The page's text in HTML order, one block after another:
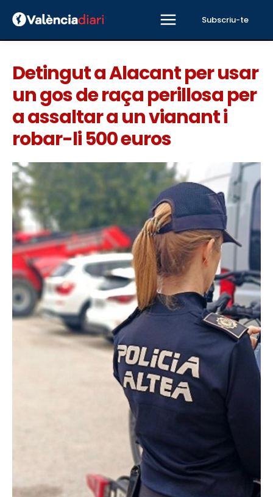
Subscriu-te
Detingut a Alacant per usar
un gos de raça perillosa per
a assaltar a un vianant i
robar-li 500 euros